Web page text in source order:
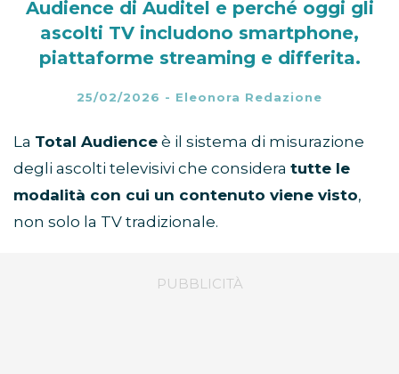
Audience di Auditel e perché oggi gli
ascolti TV includono smartphone,
piattaforme streaming e differita.
25/02/2026 - Eleonora Redazione
La Total Audience è il sistema di misurazione
degli ascolti televisivi che considera tutte le
modalità con cui un contenuto viene visto,
non solo la TV tradizionale.